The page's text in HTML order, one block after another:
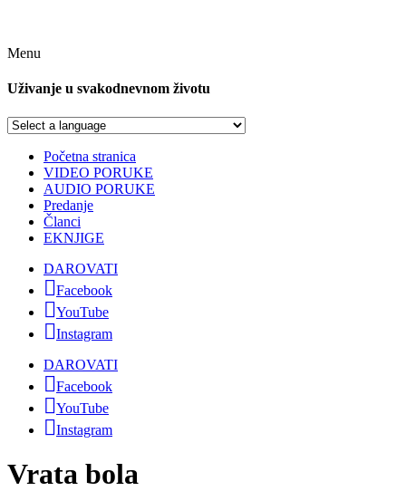
Menu
Uživanje u svakodnevnom životu
Početna stranica
VIDEO PORUKE
AUDIO PORUKE
Predanje
Članci
EKNJIGE
DAROVATI
Facebook
YouTube
Instagram
DAROVATI
Facebook
YouTube
Instagram
Vrata bola